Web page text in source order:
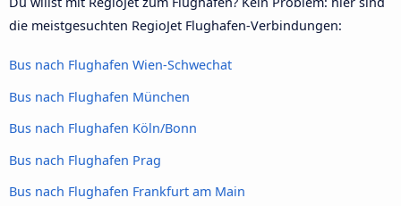
die meistgesuchten RegioJet Flughafen-Verbindungen:
Bus nach Flughafen Wien-Schwechat
Bus nach Flughafen München
Bus nach Flughafen Köln/Bonn
Bus nach Flughafen Prag
Bus nach Flughafen Frankfurt am Main